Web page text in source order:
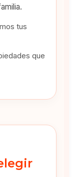
tus
que